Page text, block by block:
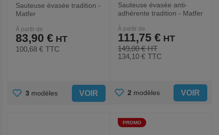
Sauteuse évasée tradition -
Matfer
À partir de
83,90 €
100,68 € TTC
AJOUTER
3 modèles VOIR
Sauteuse évasée anti-
adhérente tradition - Matfer
À partir de
149,00 €
111,75 €
134,10 € TTC
AJOUTER
FAVORIS
2 modèles VOIR
PROMO